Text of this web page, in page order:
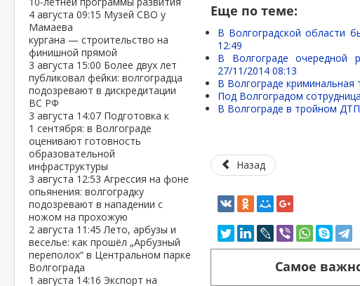
4 августа 09:15 Музей СВО у
Мамаева
кургана — строительство на
финишной прямой
3 августа 15:00 Более двух лет
публиковал фейки: волгоградца
подозревают в дискредитации
ВС РФ
3 августа 14:07 Подготовка к
1 сентября: в Волгограде
оценивают готовность
образовательной
инфраструктуры
3 августа 12:53 Агрессия на фоне
опьянения: волгоградку
подозревают в нападении с
ножом на прохожую
2 августа 11:45Лето, арбузы и
веселье: как прошёл „Арбузный
переполох“ в Центральном парке
Волгограда
1 августа 14:16 Экспорт на
Еще по теме:
В Волгоградской области
12:49
В Волгограде очередной
27/11/2014 08:13
В Волгограде криминальная
Под Волгоградом
В Волгограде в тройном
Назад
Самое